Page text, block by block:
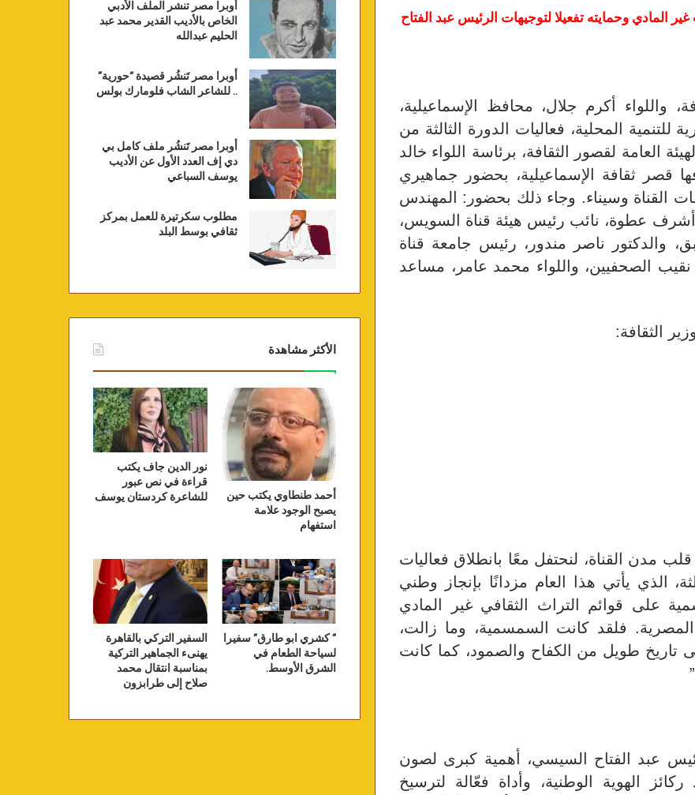
المادي وحمايته تفعيلا لتوجيهات الرئيس عبد الفتاح
واللواء أكرم جلال، محافظ الإسماعيلية،
المحلية، فعاليات الدورة الثالثة من
العامة لقصور الثقافة، برئاسة اللواء خالد
قصر ثقافة الإسماعيلية، بحضور جماهيري
القناة وسيناء. وجاء ذلك بحضور: المهندس
عطوة، نائب رئيس هيئة قناة السويس،
والدكتور ناصر مندور، رئيس جامعة قناة
الصحفيين، واللواء محمد عامر، مساعد
الثقافة:
مدن القناة، لنحتفل معًا بانطلاق فعاليات
الذي يأتي هذا العام مزدانًا بإنجاز وطني
على قوائم التراث الثقافي غير المادي
فلقد كانت السمسمية، وما زالت،
تاريخ طويل من الكفاح والصمود، كما كانت
عبد الفتاح السيسي، أهمية كبرى لصون
الهوية الوطنية، وأداة فعّالة لترسيخ
أوبرا مصر تنشر الملف الأدبي
الخاص بالأديب القدير محمد عبد
الحليم عبدالله
أوبرا مصر تَنشُر قصيدة “حورية”
.. للشاعر الشاب فلومارك بولس
أوبرا مصر تَنشُر ملف كامل بي
دي إف العدد الأول عن الأديب
يوسف السباعي
مطلوب سكرتيرة للعمل بمركز
ثقافي بوسط البلد
الأكثر مشاهدة
أحمد طنطاوي يكتب حين
يصبح الوجود علامة
استفهام
نور الدين جاف يكتب
قراءة في نص عبور
للشاعرة كردستان يوسف
” كشري ابو طارق” سفيرا
لسياحة الطعام في
الشرق الأوسط.
السفير التركي بالقاهرة
يهنىء الجماهير التركية
بمناسبة انتقال محمد
صلاح إلى طرابزون